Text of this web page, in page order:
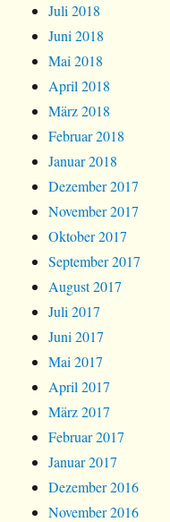
Juli 2018
Juni 2018
Mai 2018
April 2018
März 2018
Februar 2018
Januar 2018
Dezember 2017
November 2017
Oktober 2017
September 2017
August 2017
Juli 2017
Juni 2017
Mai 2017
April 2017
März 2017
Februar 2017
Januar 2017
Dezember 2016
November 2016